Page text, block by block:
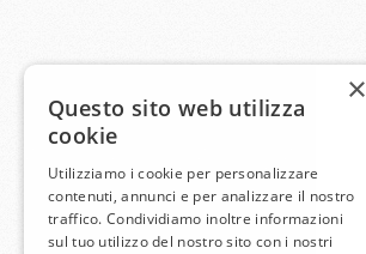
×
Questo sito web utilizza
cookie
Utilizziamo i cookie per personalizzare
contenuti, annunci e per analizzare il nostro
traffico. Condividiamo inoltre informazioni
sul tuo utilizzo del nostro sito con i nostri